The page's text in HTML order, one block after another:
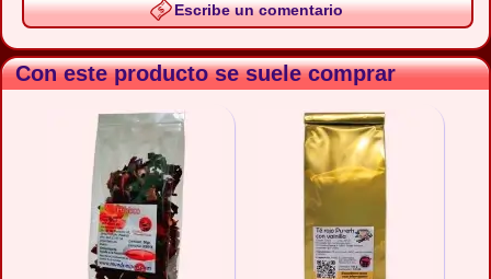
Escribe un comentario
Con este producto se suele comprar